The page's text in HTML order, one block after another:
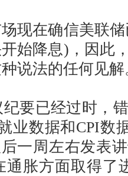
现在确信美联
始降息)，因此
说法的任何见解
要已经过时，
业数据和CPI数
一周左右发表
通胀方面取得了